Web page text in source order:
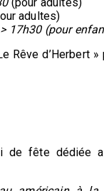
adultes)
17h30 (pour
Rêve d’Herbert
de fête dédiée